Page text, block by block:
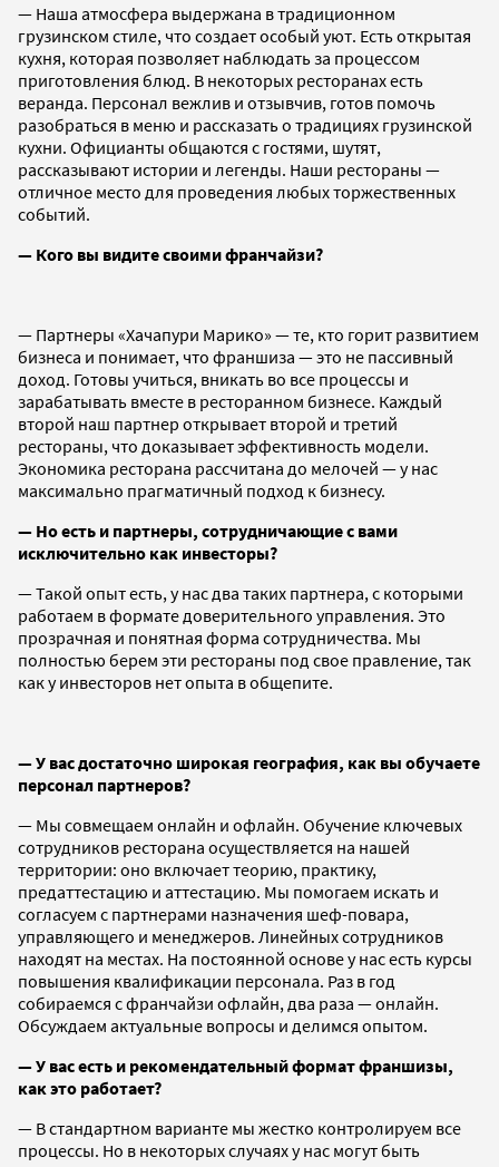
— Наша атмосфера выдержана в традиционном
грузинском стиле, что создает особый уют. Есть открытая
кухня, которая позволяет наблюдать за процессом
приготовления блюд. В некоторых ресторанах есть
веранда. Персонал вежлив и отзывчив, готов помочь
разобраться в меню и рассказать о традициях грузинской
кухни. Официанты общаются с гостями, шутят,
рассказывают истории и легенды. Наши рестораны —
отличное место для проведения любых торжественных
событий.
— Кого вы видите своими франчайзи?
— Партнеры «Хачапури Марико» — те, кто горит развитием
бизнеса и понимает, что франшиза — это не пассивный
доход. Готовы учиться, вникать во все процессы и
зарабатывать вместе в ресторанном бизнесе. Каждый
второй наш партнер открывает второй и третий
рестораны, что доказывает эффективность модели.
Экономика ресторана рассчитана до мелочей — у нас
максимально прагматичный подход к бизнесу.
— Но есть и партнеры, сотрудничающие с вами
исключительно как инвесторы?
— Такой опыт есть, у нас два таких партнера, с которыми
работаем в формате доверительного управления. Это
прозрачная и понятная форма сотрудничества. Мы
полностью берем эти рестораны под свое правление, так
как у инвесторов нет опыта в общепите.
— У вас достаточно широкая география, как вы обучаете
персонал партнеров?
— Мы совмещаем онлайн и офлайн. Обучение ключевых
сотрудников ресторана осуществляется на нашей
территории: оно включает теорию, практику,
предаттестацию и аттестацию. Мы помогаем искать и
согласуем с партнерами назначения шеф-повара,
управляющего и менеджеров. Линейных сотрудников
находят на местах. На постоянной основе у нас есть курсы
повышения квалификации персонала. Раз в год
собираемся с франчайзи офлайн, два раза — онлайн.
Обсуждаем актуальные вопросы и делимся опытом.
— У вас есть и рекомендательный формат франшизы,
как это работает?
— В стандартном варианте мы жестко контролируем все
процессы. Но в некоторых случаях у нас могут быть